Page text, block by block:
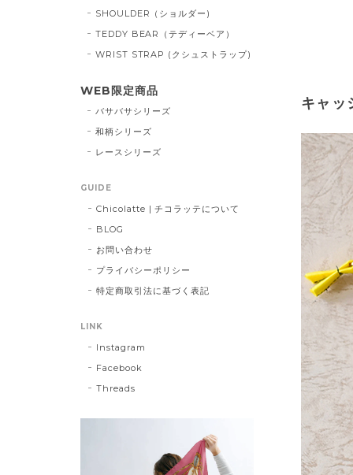
キャッ
SHOULDER（ショルダー)
TEDDY BEAR（テディーベア）
WRIST STRAP (クシュストラップ)
WEB限定商品
バサバサシリーズ
和柄シリーズ
レースシリーズ
GUIDE
Chicolatte | チコラッテについて
BLOG
お問い合わせ
プライバシーポリシー
特定商取引法に基づく表記
LINK
Instagram
Facebook
Threads